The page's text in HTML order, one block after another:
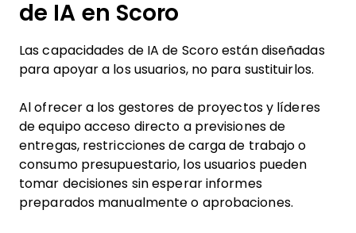
de IA en Scoro
Las capacidades de IA de Scoro están diseñadas
para apoyar a los usuarios, no para sustituirlos.
Al ofrecer a los gestores de proyectos y líderes
de equipo acceso directo a previsiones de
entregas, restricciones de carga de trabajo o
consumo presupuestario, los usuarios pueden
tomar decisiones sin esperar informes
preparados manualmente o aprobaciones.